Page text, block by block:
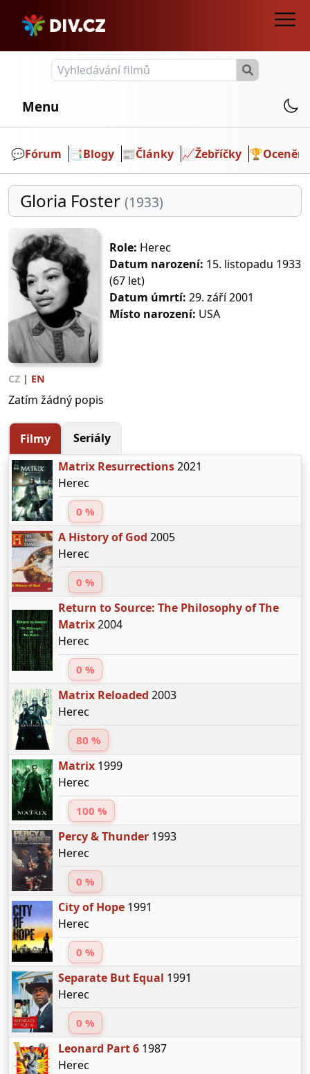
Menu
💬️Fórum 📑Blogy 📰Články 📈Žebříčky 🏆Ocenění
Gloria Foster (1933)
Role: Herec
Datum narození: 15. listopadu 1933
(67 let)
Datum úmrtí: 29. září 2001
Místo narození: USA
CZ | EN
Zatím žádný popis
Filmy
Seriály
Matrix Resurrections2021
Herec
0 %
A History of God 2005
Herec
0 %
Return to Source: The Philosophy of The
Matrix2004
Herec
0 %
Matrix Reloaded 2003
Herec
80 %
Matrix1999
Herec
100 %
Percy & Thunder1993
Herec
0 %
City of Hope1991
Herec
0 %
Separate But Equal 1991
Herec
0 %
Leonard Part 61987
Herec